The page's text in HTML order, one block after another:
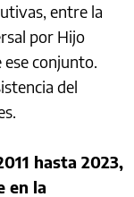
entre la
por Hijo
ese conjunto.
del
hasta 2023,
en la